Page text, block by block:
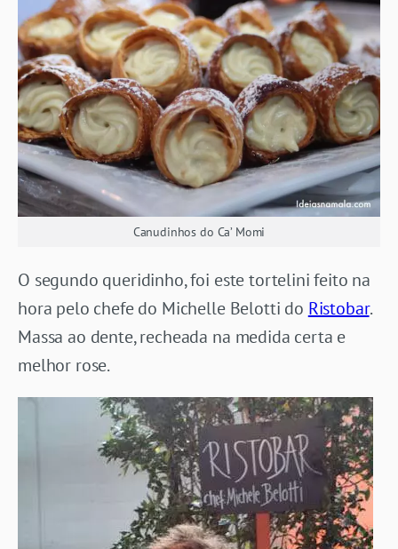
Canudinhos do Ca’ Momi
O segundo queridinho, foi este tortelini feito na
hora pelo chefe do Michelle Belotti do Ristobar.
Massa ao dente, recheada na medida certa e
melhor rose.